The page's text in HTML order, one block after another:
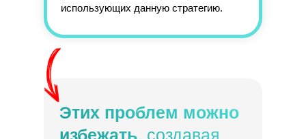
использующих данную стратегию.
Этих проблем можно
избежать, создавая